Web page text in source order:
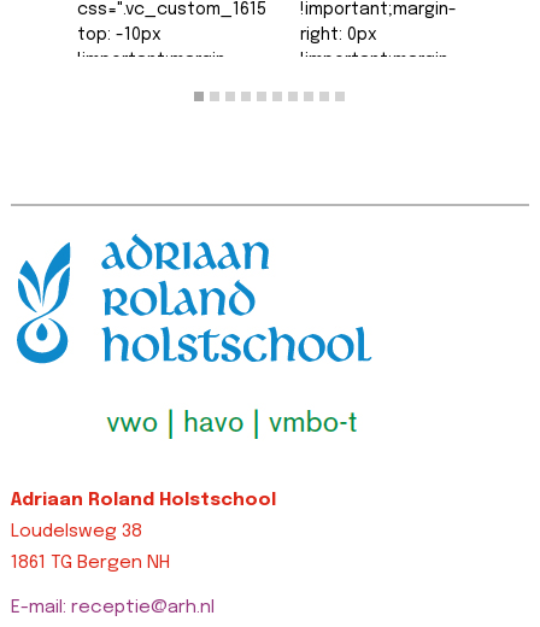
css=".vc_custom_1615555402682{margin-
top: -10px
!important;margin-
top-width: 0px
!important;border-
right-width: 0px…
Lees bericht >>
!important;margin-
right: 0px
!important;margin-
Adriaan Roland Holstschool
Loudelsweg 38
1861 TG Bergen NH
E-mail: receptie@arh.nl